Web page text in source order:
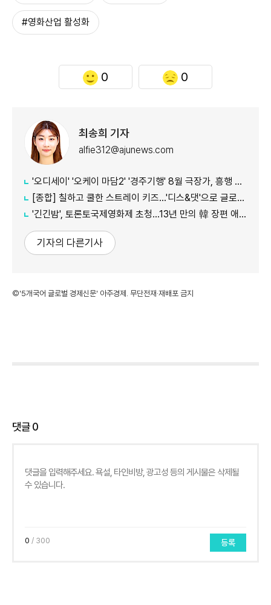
#영화산업 활성화
0 0
최송희 기자
alfie312@ajunews.com
'오디세이' '오케이 마담2' '경주기행' 8월 극장가, 흥행 바통 이어갈 신작은
[종합] 칠하고 쿨한 스트레이 키즈…'디스&댓'으로 글로벌 질주
'긴긴밤', 토론토국제영화제 초청…13년 만의 韓 장편 애니
기자의 다른기사
©'5개국어 글로벌 경제신문' 아주경제. 무단전재·재배포 금지
댓글0
0 / 300 등록